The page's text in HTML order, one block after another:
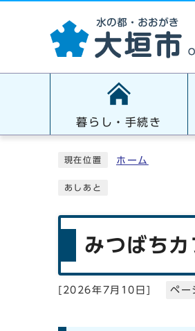
暮らし・手続き
現在位置 ホーム
あしあと
みつばち
2026年7月10日 ペ